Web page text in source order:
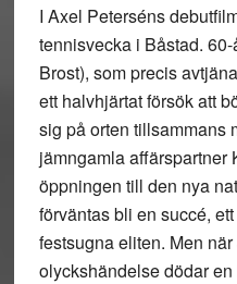
I Axel Peterséns
tennisvecka i Båstad.
Brost), som precis
ett halvhjärtat försök att
sig på orten tillsammans
jämngamla affärspartner
öppningen till den nya
förväntas bli en succé,
festsugna eliten. Men
olyckshändelse dödar